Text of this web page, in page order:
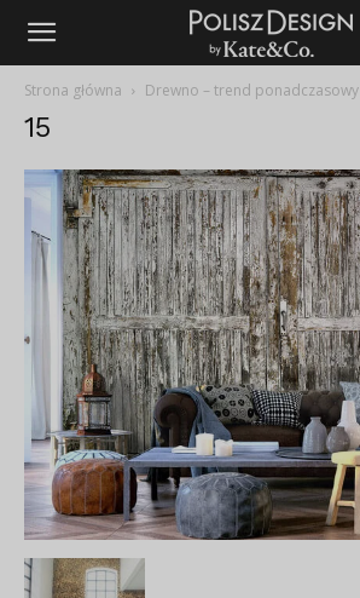
Strona główna Drewno – trend ponadczasowy
15